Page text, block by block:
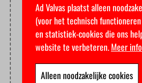
Ad Valvas plaatst alleen
(voor het technisch
en statistiek-cookies die ons
website te verbeteren.Meer
Alleen noodzakelijke cookies